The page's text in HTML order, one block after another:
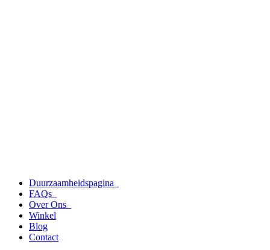
Duurzaamheidspagina
FAQs
Over Ons
Winkel
Blog
Contact